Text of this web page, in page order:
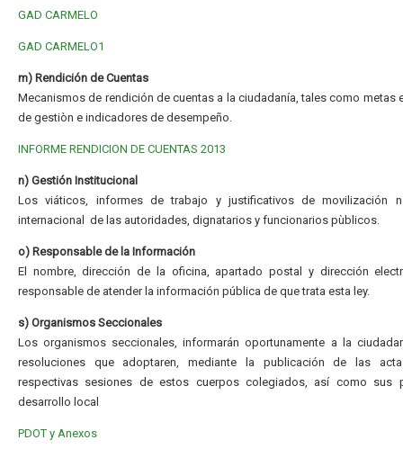
GAD CARMELO
GAD CARMELO1
m) Rendición de Cuentas
Mecanismos de rendición de cuentas a la ciudadanía, tales como metas
de gestiòn e indicadores de desempeño.
INFORME RENDICION DE CUENTAS 2013
n) Gestión Institucional
Los viáticos, informes de trabajo y justificativos de movilización
internacional de las autoridades, dignatarios y funcionarios pùblicos.
o) Responsable de la Información
El nombre, dirección de la oficina, apartado postal y dirección
responsable de atender la información pública de que trata esta ley.
s) Organismos Seccionales
Los organismos seccionales, informarán oportunamente a la
resoluciones que adoptaren, mediante la publicación de las
respectivas sesiones de estos cuerpos colegiados, así como sus
desarrollo local
PDOT y Anexos